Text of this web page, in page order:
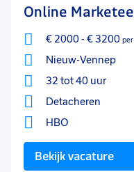
Online
€ 2000- € 3200
Nieuw-Vennep
32 tot 40 uur
Detacheren
HBO
Bekijk vacature